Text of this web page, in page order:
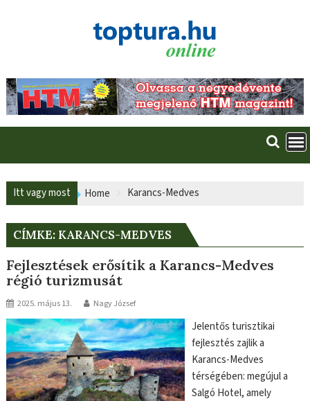
Itt vagy most Home Karancs-Medves
CÍMKE: KARANCS-MEDVES
Fejlesztések erősítik a Karancs-Medves
régió turizmusát
2025. május 13. Nagy József
Jelentős turisztikai
fejlesztés zajlik a
Karancs-Medves
térségében: megújul a
Salgó Hotel, amely